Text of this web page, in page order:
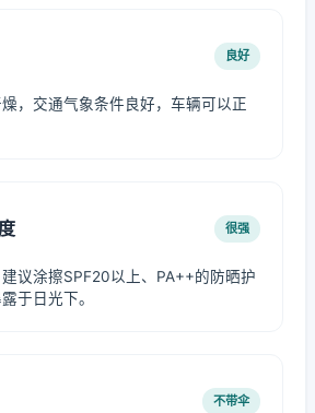
良好
，交通气象条件良好，车辆可以正
很强
议涂擦SPF20以上、PA++的防晒护
于日光下。
不带伞